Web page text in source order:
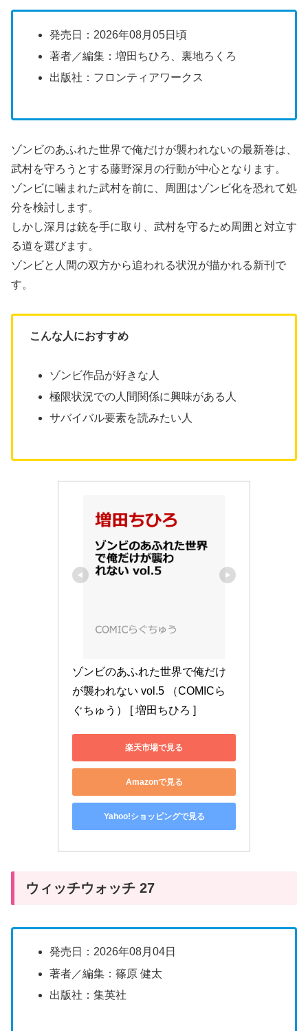
発売日：2026年08月05日頃
著者／編集：増田ちひろ、裏地ろくろ
出版社：フロンティアワークス
ゾンビのあふれた世界で俺だけが襲われないの最新巻は、
武村を守ろうとする藤野深月の行動が中心となります。
ゾンビに噛まれた武村を前に、周囲はゾンビ化を恐れて処
分を検討します。
しかし深月は銃を手に取り、武村を守るため周囲と対立す
る道を選びます。
ゾンビと人間の双方から追われる状況が描かれる新刊で
す。
こんな人におすすめ
ゾンビ作品が好きな人
極限状況での人間関係に興味がある人
サバイバル要素を読みたい人
ゾンビのあふれた世界で俺だけ
が襲われない vol.5 （COMICら
ぐちゅう） [ 増田ちひろ ]
楽天市場で見る
Amazonで見る
Yahoo!ショッピングで見る
ウィッチウォッチ 27
発売日：2026年08月04日
著者／編集：篠原 健太
出版社：集英社